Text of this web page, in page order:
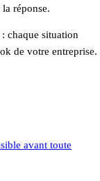
réponse.
chaque situation
de votre entreprise.
avant toute